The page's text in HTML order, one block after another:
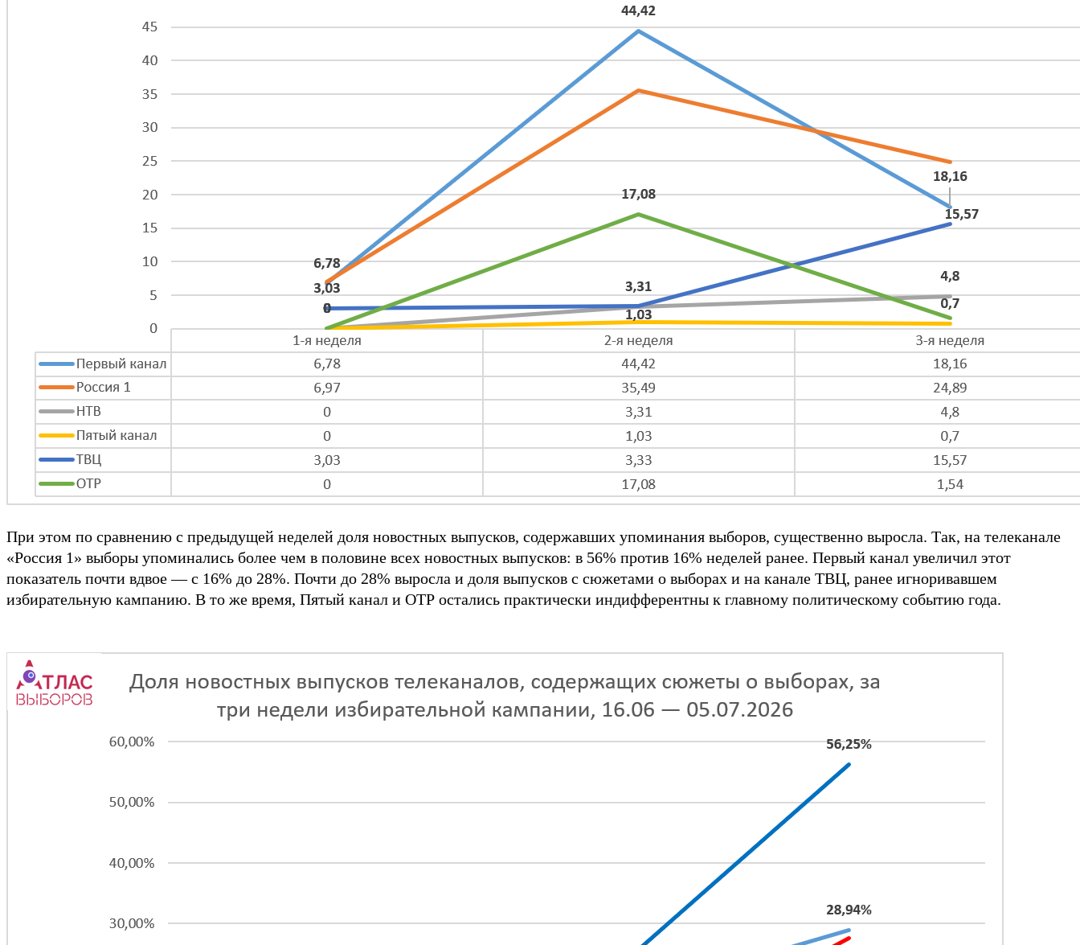
При этом по сравнению с предыдущей неделей доля новостных выпусков, содержавших упоминания выборов, существенно выросла. Так, на телеканале
«Россия 1» выборы упоминались более чем в половине всех новостных выпусков: в 56% против 16% неделей ранее. Первый канал увеличил этот
показатель почти вдвое — с 16% до 28%. Почти до 28% выросла и доля выпусков с сюжетами о выборах и на канале ТВЦ, ранее игноривавшем
избирательную кампанию. В то же время, Пятый канал и ОТР остались практически индифферентны к главному политическому событию года.